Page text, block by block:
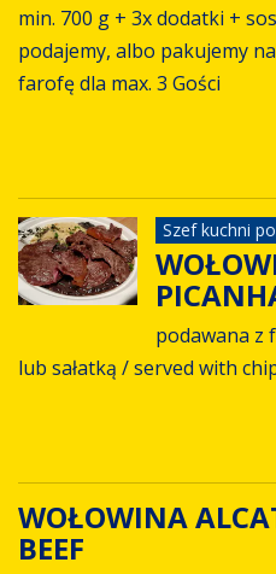
min. 700 g + 3x dodatki +
podajemy, albo pakujemy
farofę dla max. 3 Gości
Szef kuchni
podawana z
lub sałatką / served with
WOŁOWINA
BEEF